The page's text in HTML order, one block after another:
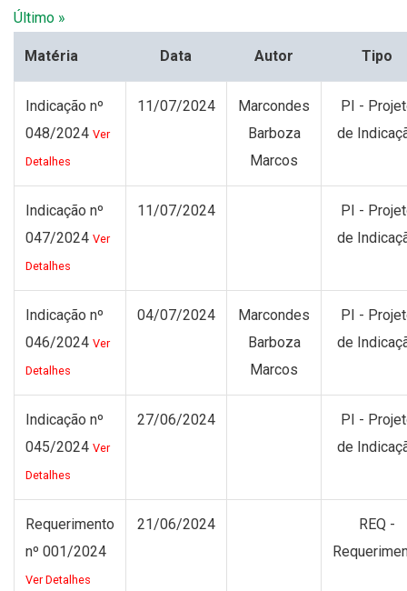
Último »
Matéria Data Autor Tipo
Indicação nº
048/2024 Ver
Detalhes
11/07/2024
Marcondes
Barboza
Marcos
PI -
de
Indicação nº
047/2024 Ver
Detalhes
11/07/2024
PI -
de
Indicação nº
046/2024 Ver
Detalhes
04/07/2024
Marcondes
Barboza
Marcos
PI -
de
Indicação nº
045/2024 Ver
Detalhes
27/06/2024
PI -
de
Requerimento
nº 001/2024
Ver Detalhes
21/06/2024
REQ -